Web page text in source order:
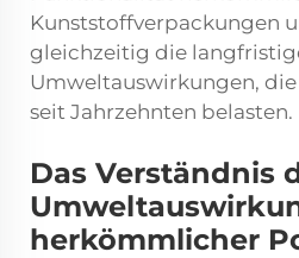
Kunststoffverpackungen
gleichzeitig die
Umweltauswirkungen,
seit Jahrzehnten belasten.
Das Verständnis
herkömmlicher